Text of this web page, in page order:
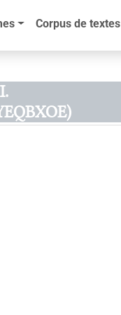
Corpus de textes